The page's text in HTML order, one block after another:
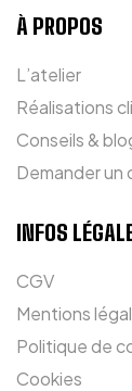
À PROPOS
L’atelier
Réalisations
Conseils &
Demander un
INFOS
CGV
Mentions
Politique de
Cookies